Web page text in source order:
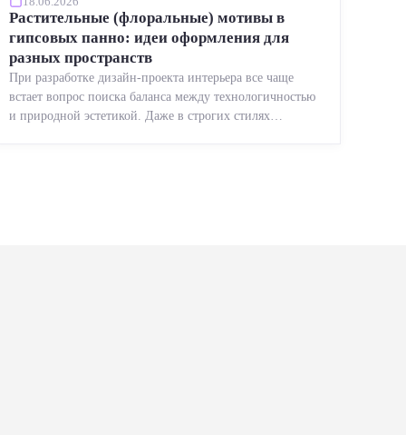
Растительные (флоральные) мотивы в
гипсовых панно: идеи оформления для
разных пространств
При разработке дизайн-проекта интерьера все чаще
встает вопрос поиска баланса между технологичностью
и природной эстетикой. Даже в строгих стилях